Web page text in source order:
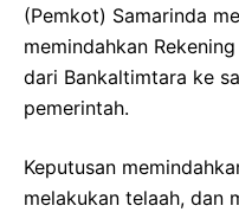
(Pemkot) Samarinda
memindahkan
dari Bankaltimtara ke
pemerintah.
Keputusan
melakukan telaah, dan